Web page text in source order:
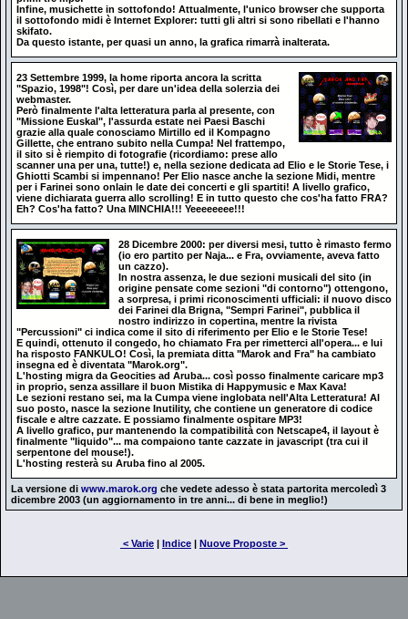
Infine, musichette in sottofondo! Attualmente, l'unico browser che supporta
il sottofondo midi è Internet Explorer: tutti gli altri si sono ribellati e l'hanno
skifato.
Da questo istante, per quasi un anno, la grafica rimarrà inalterata.
23 Settembre 1999, la home riporta ancora la scritta
"Spazio, 1998"! Così, per dare un'idea della solerzia dei
webmaster.
Però finalmente l'alta letteratura parla al presente, con
"Missione Euskal", l'assurda estate nei Paesi Baschi
grazie alla quale conosciamo Mirtillo ed il Kompagno
Gillette, che entrano subito nella Cumpa! Nel frattempo,
il sito si è riempito di fotografie (ricordiamo: prese allo
scanner una per una, tutte!) e, nella sezione dedicata ad Elio e le Storie Tese, i
Ghiotti Scambi si impennano! Per Elio nasce anche la sezione Midi, mentre
per i Farinei sono onlain le date dei concerti e gli spartiti! A livello grafico,
viene dichiarata guerra allo scrolling! E in tutto questo che cos'ha fatto FRA?
Eh? Cos'ha fatto? Una MINCHIA!!! Yeeeeeeee!!!
28 Dicembre 2000: per diversi mesi, tutto è rimasto fermo
(io ero partito per Naja... e Fra, ovviamente, aveva fatto
un cazzo).
In nostra assenza, le due sezioni musicali del sito (in
origine pensate come sezioni "di contorno") ottengono,
a sorpresa, i primi riconoscimenti ufficiali: il nuovo disco
dei Farinei dla Brigna, "Sempri Farinei", pubblica il
nostro indirizzo in copertina, mentre la rivista
"Percussioni" ci indica come il sito di riferimento per Elio e le Storie Tese!
E quindi, ottenuto il congedo, ho chiamato Fra per rimetterci all'opera... e lui
ha risposto FANKULO! Così, la premiata ditta "Marok and Fra" ha cambiato
insegna ed è diventata "Marok.org".
L'hosting migra da Geocities ad Aruba... così posso finalmente caricare mp3
in proprio, senza assillare il buon Mistika di Happymusic e Max Kava!
Le sezioni restano sei, ma la Cumpa viene inglobata nell'Alta Letteratura! Al
suo posto, nasce la sezione Inutility, che contiene un generatore di codice
fiscale e altre cazzate. E possiamo finalmente ospitare MP3!
A livello grafico, pur mantenendo la compatibilità con Netscape4, il layout è
finalmente "liquido"... ma compaiono tante cazzate in javascript (tra cui il
serpentone del mouse!).
L'hosting resterà su Aruba fino al 2005.
La versione di www.marok.org che vedete adesso è stata partorita mercoledì 3
dicembre 2003 (un aggiornamento in tre anni... di bene in meglio!)
< Varie | Indice | Nuove Proposte >